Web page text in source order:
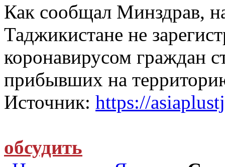
Как сообщал Минздрав,
Таджикистане не
коронавирусом граждан
прибывших на
Источник: https://
обсудить